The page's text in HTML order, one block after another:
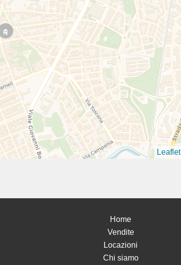
Leaflet
Home
Vendite
Locazioni
Chi siamo